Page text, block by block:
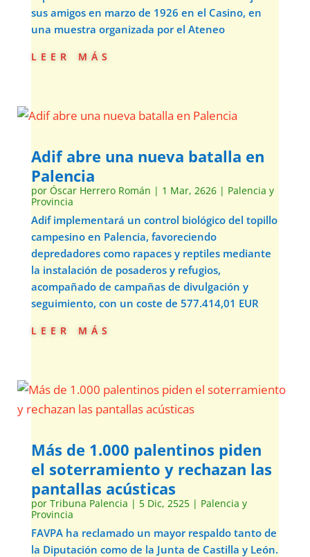
sus amigos en marzo de 1926 en el Casino, en
una muestra organizada por el Ateneo
leer más
Adif abre una nueva batalla en
Palencia
por Óscar Herrero Román | 1 Mar, 2626| Palencia y
Provincia
Adif implementará un control biológico del topillo
campesino en Palencia, favoreciendo
depredadores como rapaces y reptiles mediante
la instalación de posaderos y refugios,
acompañado de campañas de divulgación y
seguimiento, con un coste de 577.414,01 EUR
leer más
Más de 1.000 palentinos piden
el soterramiento y rechazan las
pantallas acústicas
por Tribuna Palencia | 5 Dic, 2525| Palencia y
Provincia
FAVPA ha reclamado un mayor respaldo tanto de
la Diputación como de la Junta de Castilla y León.